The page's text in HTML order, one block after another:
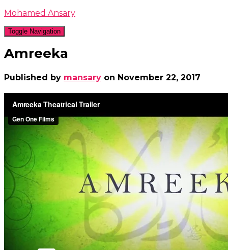
Mohamed Ansary
Toggle Navigation
Amreeka
Published by mansary on November 22, 2017